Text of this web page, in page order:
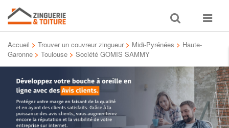
Toggle
search
Toggle
Accueil > Trouver un couvreur zingueur > Midi-Pyrénées > Haute-
Garonne > Toulouse > Société GOMIS SAMMY